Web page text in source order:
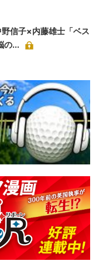
野信子×内藤雄士「ベス
の...